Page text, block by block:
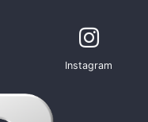
Instagram